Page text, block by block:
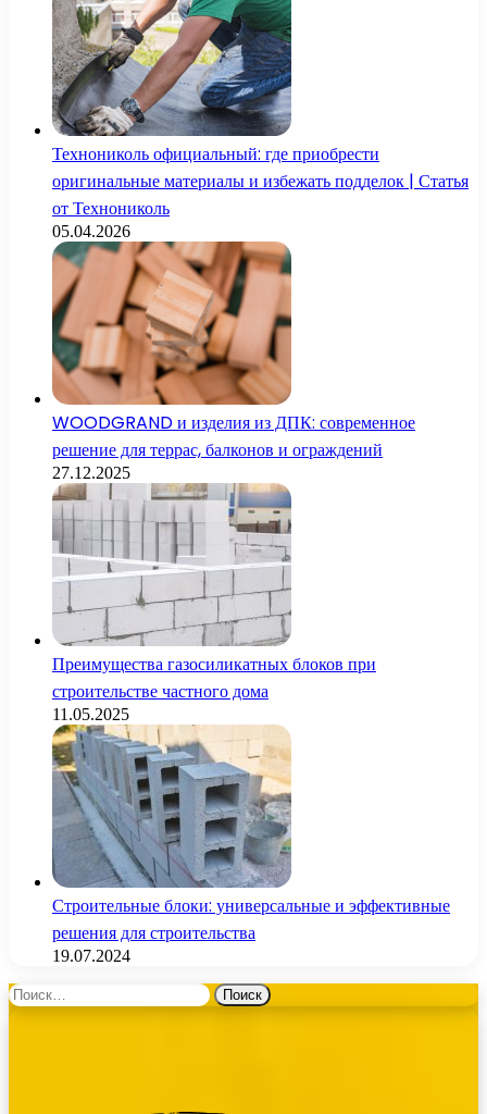
Технониколь официальный: где приобрести
оригинальные материалы и избежать подделок | Статья
от Технониколь
05.04.2026
WOODGRAND и изделия из ДПК: современное
решение для террас, балконов и ограждений
27.12.2025
Преимущества газосиликатных блоков при
строительстве частного дома
11.05.2025
Строительные блоки: универсальные и эффективные
решения для строительства
19.07.2024
Найти: